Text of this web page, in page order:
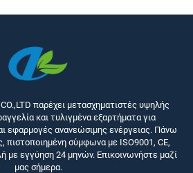
παρέχει μετασχηματιστές υψηλής
και τυλιγμένα εξαρτήματα για
εφαρμογές ανανεώσιμης ενέργειας. Πάνω
πιστοποιημένη σύμφωνα με ISO9001, CE,
με εγγύηση 24 μηνών. Επικοινωνήστε μαζί
μας σήμερα.